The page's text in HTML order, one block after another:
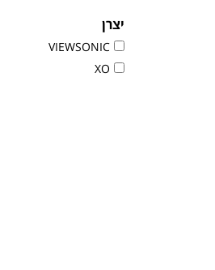
יצרן
VIEWSONIC
XO